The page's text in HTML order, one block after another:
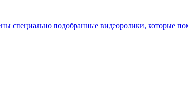
специально подобранные видеоролики, которые